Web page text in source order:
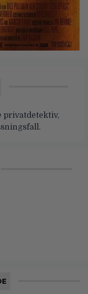
privatdetektiv,